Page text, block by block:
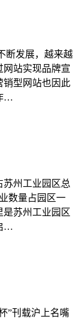
断发展，越来越
网站实现品牌宣
销型网站也因此
…
苏州工业园区总
数量占园区一
苏州工业园区
…
”刊载沪上名嘴